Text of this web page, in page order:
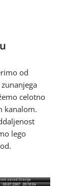
od
celotno
kanalom.
lego